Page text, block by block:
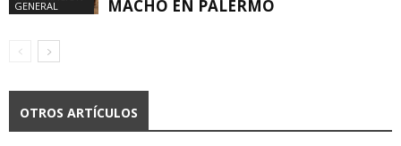
GENERAL
MACHO EN PALERMO
OTROS ARTÍCULOS